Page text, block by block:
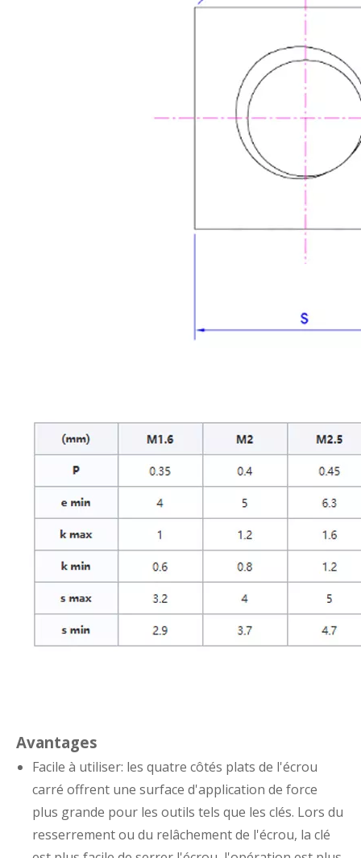
Avantages
Facile à utiliser: les quatre côtés plats de l'écrou
carré offrent une surface d'application de force
plus grande pour les outils tels que les clés. Lors du
resserrement ou du relâchement de l'écrou, la clé